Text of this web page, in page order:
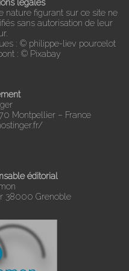
nature figurant sur ce site ne
sans autorisation de leur
: © philippe-liev pourcelot
: © Pixabay
Montpellier – France
éditorial
38000 Grenoble